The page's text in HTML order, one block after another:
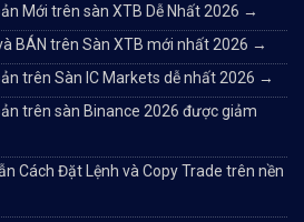
Mới trên sàn XTB Dễ Nhất 2026 →
BÁN trên Sàn XTB mới nhất 2026 →
trên Sàn IC Markets dễ nhất 2026 →
trên sàn Binance 2026 được giảm
Cách Đặt Lệnh và Copy Trade trên nền